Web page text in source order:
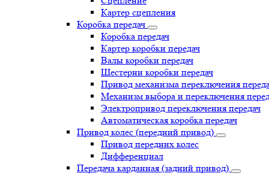
Картер сцепления
Коробка передач
Коробка передач
Картер коробки передач
Валы коробки передач
Шестерни коробки передач
Привод механизма переключения
Механизм выбора и переключения
Электропривод переключения передач
Автоматическая коробка передач
Привод колес (передний привод)
Привод передних колес
Дифференциал
Передача карданная (задний привод)